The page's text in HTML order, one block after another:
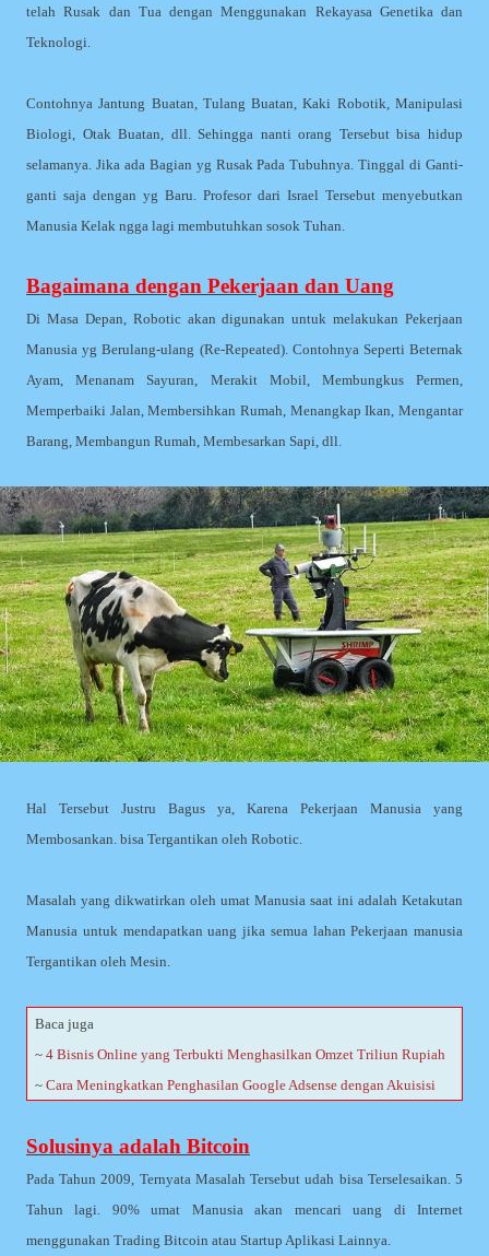
telah Rusak dan Tua dengan Menggunakan Rekayasa Genetika dan
Teknologi.
Contohnya Jantung Buatan, Tulang Buatan, Kaki Robotik, Manipulasi
Biologi, Otak Buatan, dll. Sehingga nanti orang Tersebut bisa hidup
selamanya. Jika ada Bagian yg Rusak Pada Tubuhnya. Tinggal di Ganti-
ganti saja dengan yg Baru. Profesor dari Israel Tersebut menyebutkan
Manusia Kelak ngga lagi membutuhkan sosok Tuhan.
Bagaimana dengan Pekerjaan dan Uang
Di Masa Depan, Robotic akan digunakan untuk melakukan Pekerjaan
Manusia yg Berulang-ulang (Re-Repeated). Contohnya Seperti Beternak
Ayam, Menanam Sayuran, Merakit Mobil, Membungkus Permen,
Memperbaiki Jalan, Membersihkan Rumah, Menangkap Ikan, Mengantar
Barang, Membangun Rumah, Membesarkan Sapi, dll.
Hal Tersebut Justru Bagus ya, Karena Pekerjaan Manusia yang
Membosankan. bisa Tergantikan oleh Robotic.
Masalah yang dikwatirkan oleh umat Manusia saat ini adalah Ketakutan
Manusia untuk mendapatkan uang jika semua lahan Pekerjaan manusia
Tergantikan oleh Mesin.
Baca juga
~4 Bisnis Online yang Terbukti Menghasilkan Omzet Triliun Rupiah
~Cara Meningkatkan Penghasilan Google Adsense dengan Akuisisi
Solusinya adalah Bitcoin
Pada Tahun 2009, Ternyata Masalah Tersebut udah bisa Terselesaikan. 5
Tahun lagi. 90% umat Manusia akan mencari uang di Internet
menggunakan Trading Bitcoin atau Startup Aplikasi Lainnya.